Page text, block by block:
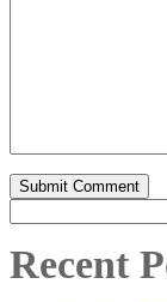
Search
for:
Recent